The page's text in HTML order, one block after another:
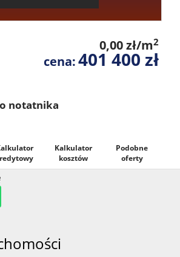
Obiekty
0,00 zł/m2
cena:401 400 zł
notatnika
Kalkulator
kosztów
Podobne
oferty